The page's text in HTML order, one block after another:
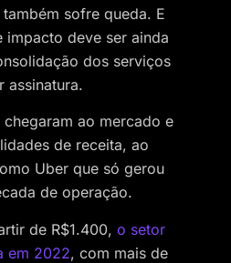
sofre queda. E
impacto deve ser ainda
dos serviços
assinatura.
ao mercado e
de receita, ao
Uber que só gerou
de operação.
de R$1.400, o setor
em 2022, com mais de